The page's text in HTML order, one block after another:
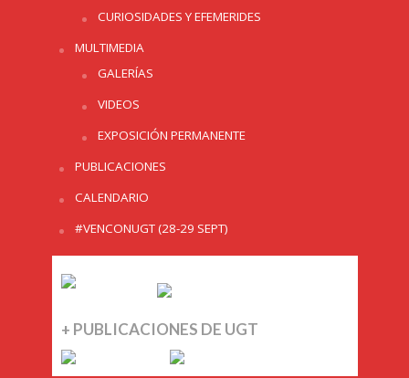
CURIOSIDADES Y EFEMERIDES
MULTIMEDIA
GALERÍAS
VIDEOS
EXPOSICIÓN PERMANENTE
PUBLICACIONES
CALENDARIO
#VENCONUGT (28-29 SEPT)
+ PUBLICACIONES DE UGT